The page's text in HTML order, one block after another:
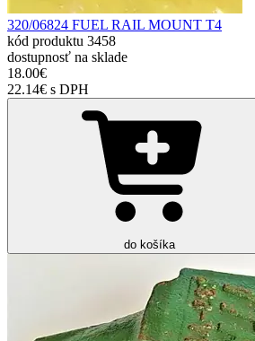
320/06824 FUEL RAIL MOUNT T4
kód produktu 3458
dostupnosť na sklade
18.00€
22.14€ s DPH
do košíka